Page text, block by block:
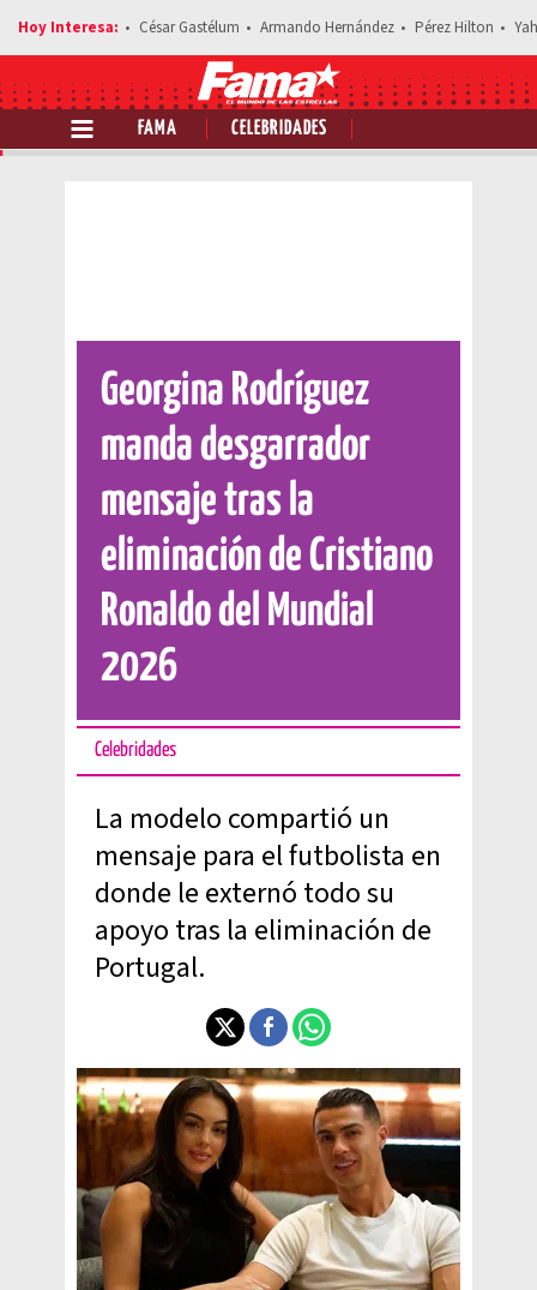
César Gastélum Armando Hernández Pérez Hilton
FAMA CELEBRIDADES
Comparte esta noticia
Georgina Rodríguez
manda desgarrador
mensaje tras la
eliminación de Cristiano
Ronaldo del Mundial
2026
Celebridades
La modelo compartió un
mensaje para el futbolista en
donde le externó todo su
apoyo tras la eliminación de
Portugal.